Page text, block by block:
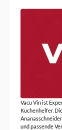
Vacu Vin ist
Küchenhelfer.
und passende